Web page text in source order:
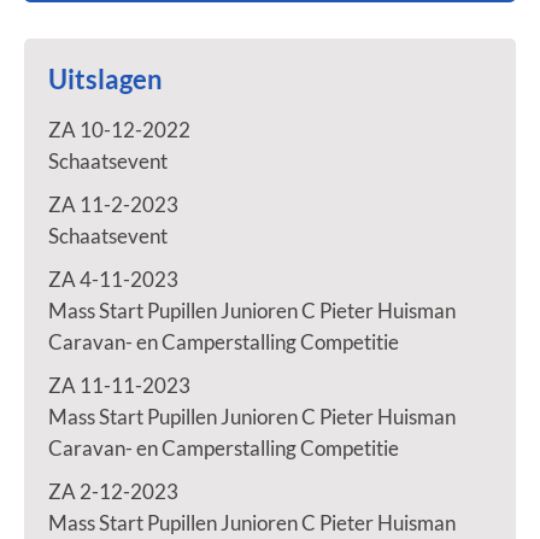
Uitslagen
ZA 10-12-2022
Schaatsevent
ZA 11-2-2023
Schaatsevent
ZA 4-11-2023
Mass Start Pupillen Junioren C Pieter Huisman
Caravan- en Camperstalling Competitie
ZA 11-11-2023
Mass Start Pupillen Junioren C Pieter Huisman
Caravan- en Camperstalling Competitie
ZA 2-12-2023
Mass Start Pupillen Junioren C Pieter Huisman